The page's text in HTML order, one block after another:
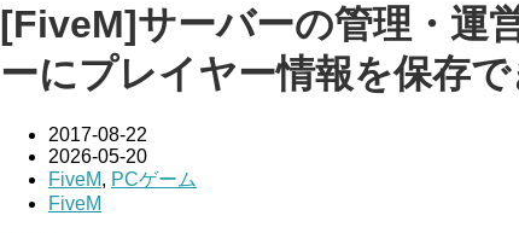
[FiveM]サーバーの管理・運
ーにプレイヤー情報を保存
2017-08-22
2026-05-20
FiveM, PCゲーム
FiveM